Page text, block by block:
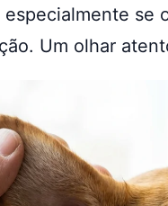
se
Um olhar